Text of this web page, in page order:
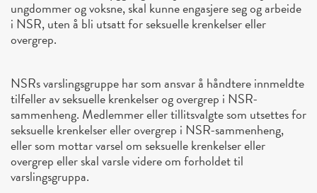
ungdommer og voksne, skal kunne engasjere seg og arbeide
i NSR, uten å bli utsatt for seksuelle krenkelser eller
overgrep.
NSRs varslingsgruppe har som ansvar å håndtere innmeldte
tilfeller av seksuelle krenkelser og overgrep i NSR-
sammenheng. Medlemmer eller tillitsvalgte som utsettes for
seksuelle krenkelser eller overgrep i NSR-sammenheng,
eller som mottar varsel om seksuelle krenkelser eller
overgrep eller skal varsle videre om forholdet til
varslingsgruppa.